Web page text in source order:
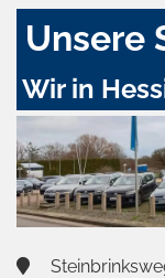
Unsere
Wir in